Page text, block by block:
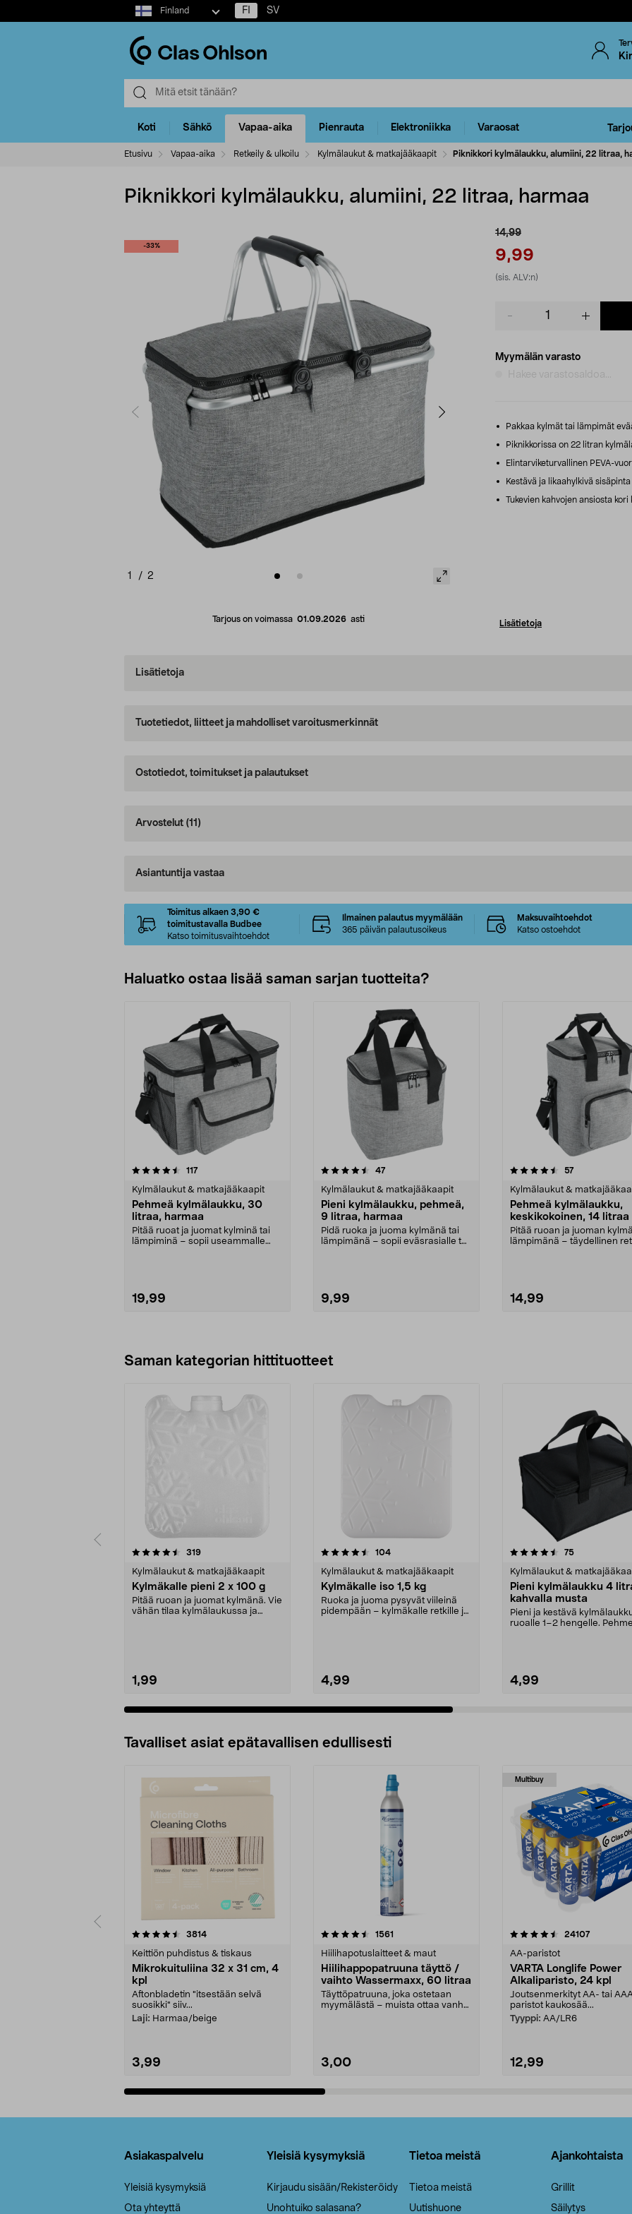
Select
market
Finland FI SV
Koti Sähkö Vapaa-aika Pienrauta Elektroniikka Varaosat
Etusivu Vapaa-aika Retkeily & ulkoilu Kylmälaukut & matkajääkaapit Piknikkori kylmälaukku, alumiini, 22 litraa,
Piknikkori kylmälaukku, alumiini, 22 litraa, harmaa
-33%
1 / 2
Tarjous on voimassa 01.09.2026 asti
14,99
9,99
(sis. ALV:n)
Myymälän varasto
Hakee varastosaldoa...
Pakkaa kylmät tai lämpimät
Piknikkorissa on 22 litran
Elintarviketurvallinen PEVA-
Kestävä ja likaahylkivä
Tukevien kahvojen ansiosta
Lisätietoja
Lisätietoja
Tuotetiedot, liitteet ja mahdolliset varoitusmerkinnät
Ostotiedot, toimitukset ja palautukset
Arvostelut (11)
Asiantuntija vastaa
Toimitus alkaen 3,90 €
toimitustavalla Budbee
Katso toimitusvaihtoehdot
Ilmainen palautus myymälään
365 päivän palautusoikeus
Maksuvaihtoehdot
Katso ostoehdot
Haluatko ostaa lisää saman sarjan tuotteita?
117arvostelut
Kylmälaukut & matkajääkaapit
Pehmeä kylmälaukku, 30
litraa, harmaa
Pitää ruoat ja juomat kylminä tai
lämpiminä – sopii useammalle
19,99
4.5viidestä
47arvostelut
Kylmälaukut & matkajääkaapit
Pieni kylmälaukku, pehmeä,
9 litraa, harmaa
Pidä ruoka ja juoma kylmänä tai
lämpimänä – sopii eväsrasialle tai
9,99
4.5viidestä
57arvostelut
Kylmälaukut &
Pehmeä kylmälaukku,
keskikokoinen, 14 litraa
Pitää ruoan ja juoman
lämpimänä – täydellinen
14,99
Saman kategorian hittituotteet
319arvostelut
Kylmälaukut & matkajääkaapit
Kylmäkalle pieni 2 x 100 g
Pitää ruoan ja juomat kylmänä. Vie
vähän tilaa kylmälaukussa ja
1,99
4.5 viidestä
104arvostelut
Kylmälaukut & matkajääkaapit
Kylmäkalle iso 1,5 kg
Ruoka ja juoma pysyvät viileinä
pidempään – kylmäkalle retkille ja
4,99
4.5 viidestä
75arvostelut
Kylmälaukut &
Pieni kylmälaukku 4
kahvalla musta
Pieni ja kestävä
ruoalle 1–2 hengelle.
4,99
4.5 viidestä
Tavalliset asiat epätavallisen edullisesti
3814arvostelut
Keittiön puhdistus & tiskaus
Mikrokuituliina 32 x 31 cm, 4
kpl
Aftonbladetin "itsestään selvä
suosikki" siiv...
Laji: Harmaa/beige
3,99
4.5viidestä
1561
Hiilihapotuslaitteet & maut
Hiilihappopatruuna täyttö /
vaihto Wassermaxx, 60 litraa
Täyttöpatruuna, joka ostetaan
myymälästä – muista ottaa vanha
3,00
Multibuy
4.5viidestä
24107arvostelut
AA-paristot
VARTA Longlife Power
Alkaliparisto, 24 kpl
Joutsenmerkityt AA- tai
paristot kaukosää...
Tyyppi: AA/LR6
12,99
4.5viidestä
Asiakaspalvelu
Yleisiä kysymyksiä
Ota yhteyttä
Yleisiä kysymyksiä
Kirjaudu sisään/Rekisteröidy
Unohtuiko salasana?
Tietoa meistä
Tietoa meistä
Uutishuone
Ajankohtaista
Grillit
Säilytys